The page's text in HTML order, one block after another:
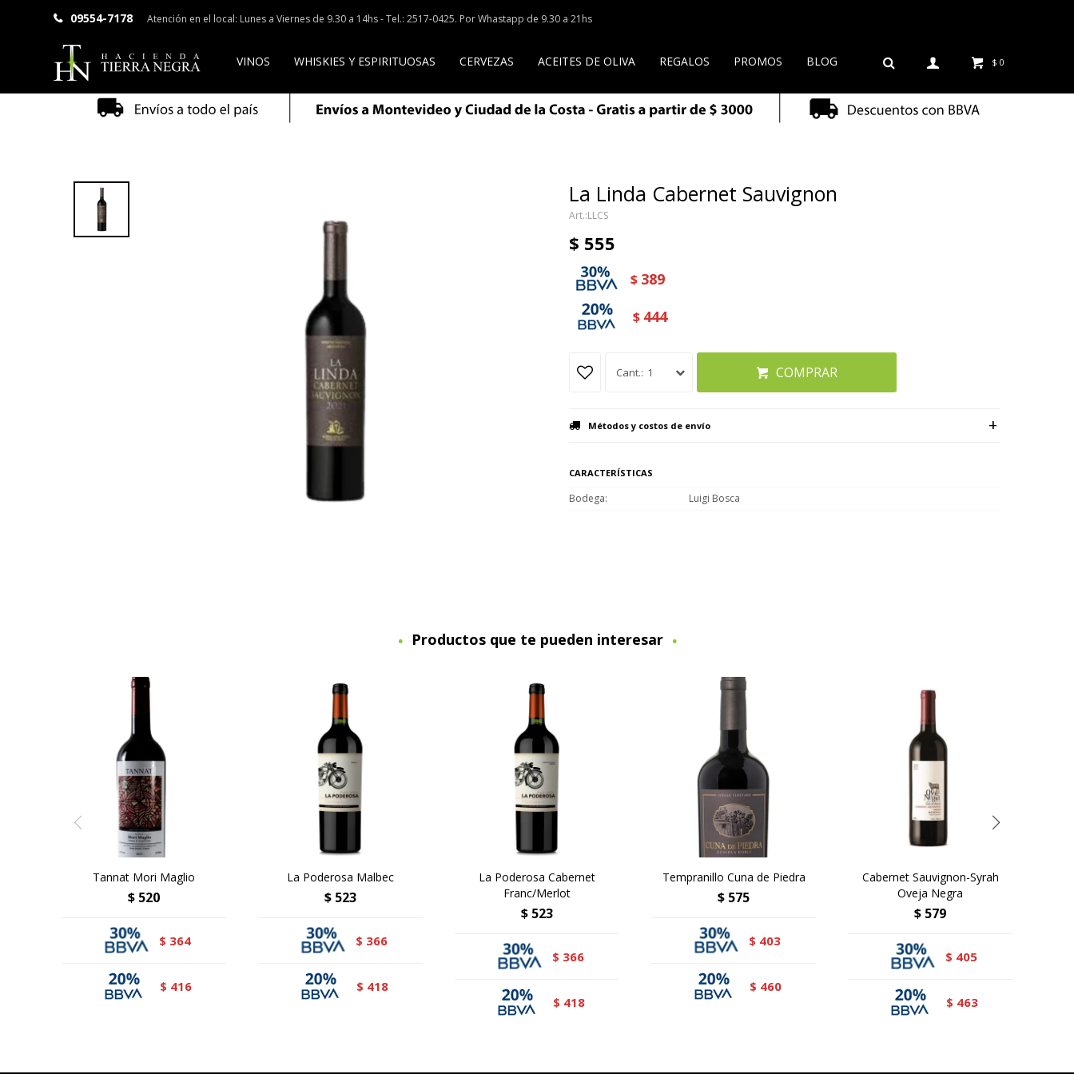
VINOS WHISKIES Y ESPIRITUOSAS CERVEZAS ACEITES DE OLIVA REGALOS PROMOS BLOG $ 0
09554-7178 Atención en el local: Lunes a Viernes de 9.30 a 14hs - Tel.: 2517-0425. Por Whastapp de 9.30 a 21hs
La Linda Cabernet Sauvignon
LLCS
$ 555
$ 389
$ 444
1 COMPRAR
Métodos y costos de envío
CARACTERÍSTICAS
Bodega Luigi Bosca
Productos que te pueden interesar
Tannat Mori Maglio
$ 520
$ 364
$ 416
La Poderosa Malbec
$ 523
$ 366
$ 418
La Poderosa Cabernet
Franc/Merlot
$ 523
$ 366
$ 418
Tempranillo Cuna de Piedra
$ 575
$ 403
$ 460
Cabernet Sauvignon-Syrah
Oveja Negra
$ 579
$ 405
$ 463